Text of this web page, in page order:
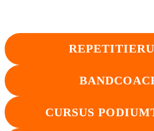
CURSUS